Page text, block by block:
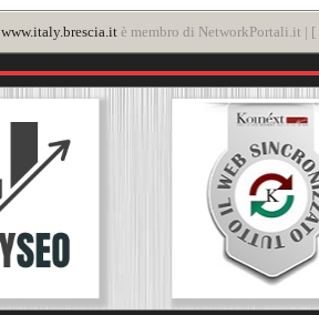
www.italy.brescia.it è membro di NetworkPortali.it | [